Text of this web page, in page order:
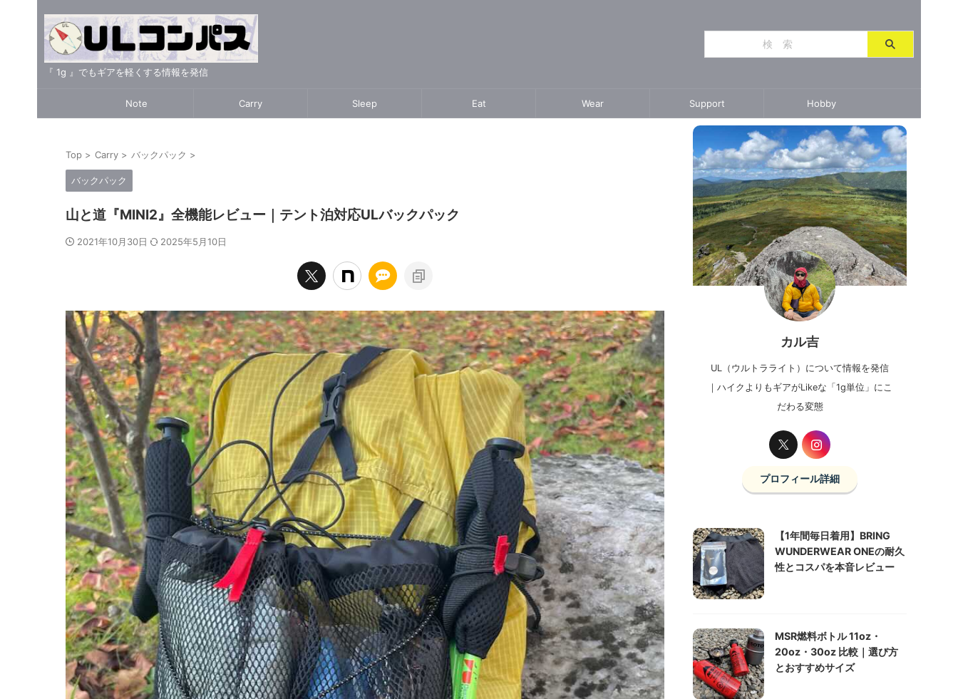
『 1g 』でもギアを軽くする情報を発信
Note Carry Sleep Eat Wear Support Hobby
Top > Carry > バックパック >
バックパック
山と道『MINI2』全機能レビュー｜テント泊対応ULバックパック
2021年10月30日 2025年5月10日
カル吉
UL（ウルトラライト）について情報を発信
｜ハイクよりもギアがLikeな「1g単位」にこ
だわる変態
プロフィール詳細
【1年間毎日着用】BRING
WUNDERWEAR ONEの耐久
性とコスパを本音レビュー
MSR燃料ボトル 11oz・
20oz・30oz 比較｜選び方
とおすすめサイズ